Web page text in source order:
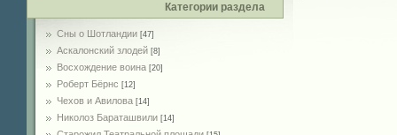
Категории раздела
Сны о Шотландии [47]
Аскалонский злодей [8]
Восхождение воина [20]
Роберт Бёрнс [12]
Чехов и Авилова [14]
Николоз Бараташвили [14]